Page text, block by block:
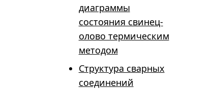
диаграммы
состояния свинец-
олово термическим
методом
Структура сварных
соединений